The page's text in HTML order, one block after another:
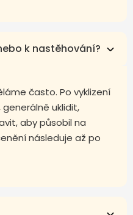
k nastěhování?
často. Po vyklizení
uklidit,
aby působil na
následuje až po